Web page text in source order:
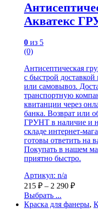
Акватекс
0 из 5
(0)
Антисептическая
с быстрой
или самовывоз.
транспортную
квитанции через
банка. Возврат или
ГРУНТ в наличие и
складе интернет-
готовы ответить на
Покупать в нашем
приятно быстро.
Артикул: n/a
215 ₽ – 2 290 ₽
Выбрать ...
Краска для фанеры,